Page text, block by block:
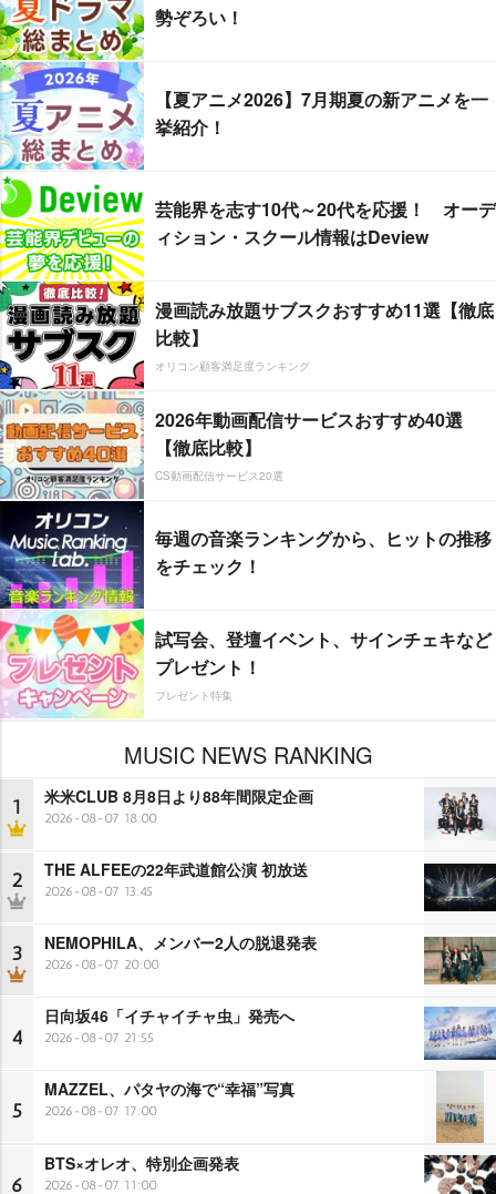
勢ぞろい！
【夏アニメ2026】7月期夏の新アニメを一
挙紹介！
芸能界を志す10代～20代を応援！ オーデ
ィション・スクール情報はDeview
漫画読み放題サブスクおすすめ11選【徹底
比較】
オリコン顧客満足度ランキング
2026年動画配信サービスおすすめ40選
【徹底比較】
CS動画配信サービス20選
毎週の音楽ランキングから、ヒットの推移
をチェック！
試写会、登壇イベント、サインチェキなど
プレゼント！
プレゼント特集
MUSIC NEWS RANKING
1 米米CLUB 8月8日より88年間限定企画
2026-08-07 18:00
2 THE ALFEEの22年武道館公演 初放送
2026-08-07 13:45
3 NEMOPHILA、メンバー2人の脱退発表
2026-08-07 20:00
4
日向坂46「イチャイチャ虫」発売へ
2026-08-07 21:55
5
MAZZEL、パタヤの海で“幸福”写真
2026-08-07 17:00
6
BTS×オレオ、特別企画発表
2026-08-07 11:00